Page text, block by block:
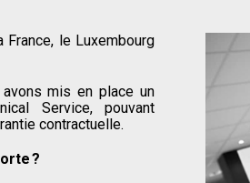
le Luxembourg
mis en place un
Service, pouvant
contractuelle.
?